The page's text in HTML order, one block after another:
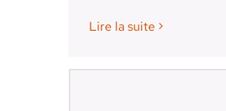
Lire la suite